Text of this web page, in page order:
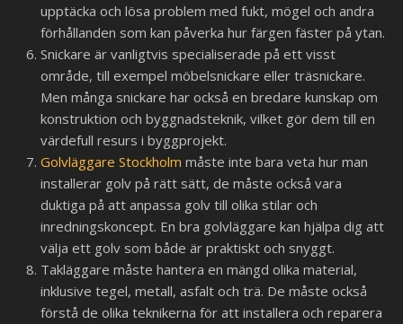
upptäcka och lösa problem med fukt, mögel och andra
förhållanden som kan påverka hur färgen fäster på ytan.
Snickare är vanligtvis specialiserade på ett visst
område, till exempel möbelsnickare eller träsnickare.
Men många snickare har också en bredare kunskap om
konstruktion och byggnadsteknik, vilket gör dem till en
värdefull resurs i byggprojekt.
Golvläggare Stockholm måste inte bara veta hur man
installerar golv på rätt sätt, de måste också vara
duktiga på att anpassa golv till olika stilar och
inredningskoncept. En bra golvläggare kan hjälpa dig att
välja ett golv som både är praktiskt och snyggt.
Takläggare måste hantera en mängd olika material,
inklusive tegel, metall, asfalt och trä. De måste också
förstå de olika teknikerna för att installera och reparera